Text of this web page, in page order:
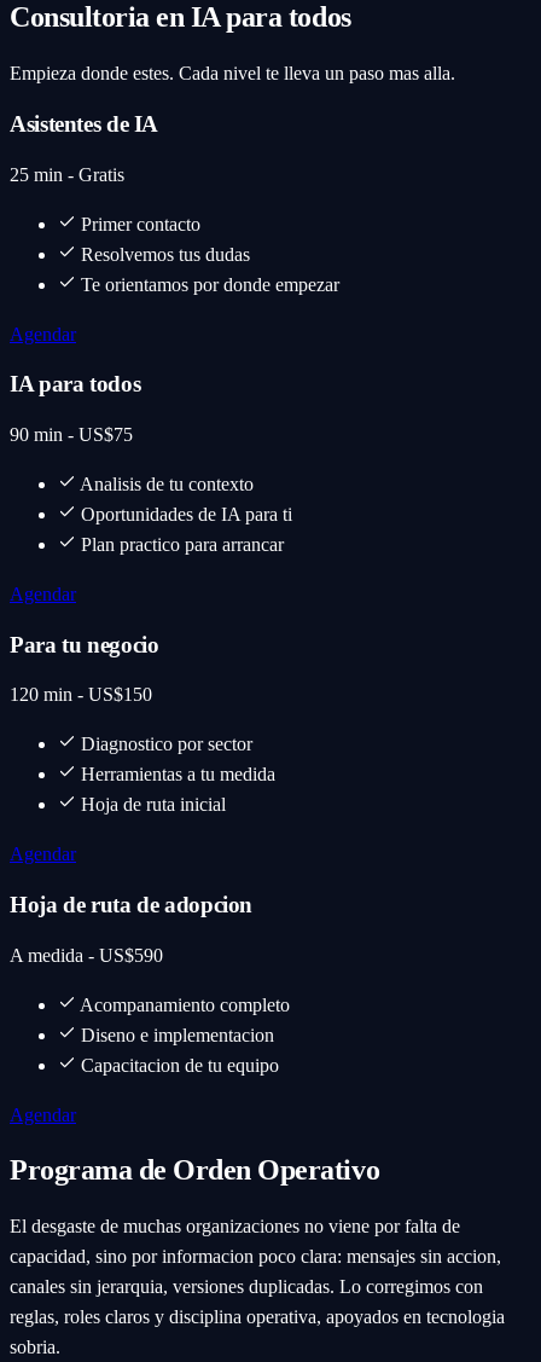
Consultoria en IA para todos
Empieza donde estes. Cada nivel te lleva un paso mas alla.
Asistentes de IA
25 min - Gratis
Primer contacto
Resolvemos tus dudas
Te orientamos por donde empezar
Agendar
IA para todos
90 min - US$75
Analisis de tu contexto
Oportunidades de IA para ti
Plan practico para arrancar
Agendar
Para tu negocio
120 min - US$150
Diagnostico por sector
Herramientas a tu medida
Hoja de ruta inicial
Agendar
Hoja de ruta de adopcion
A medida - US$590
Acompanamiento completo
Diseno e implementacion
Capacitacion de tu equipo
Agendar
Programa de Orden Operativo
El desgaste de muchas organizaciones no viene por falta de
capacidad, sino por informacion poco clara: mensajes sin accion,
canales sin jerarquia, versiones duplicadas. Lo corregimos con
reglas, roles claros y disciplina operativa, apoyados en tecnologia
sobria.